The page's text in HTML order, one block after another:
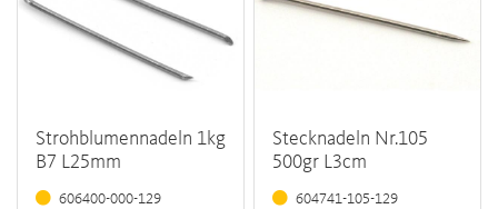
Strohblumennadeln 1kg
B7 L25mm
606400-000-129
Stecknadeln Nr.105
500gr L3cm
604741-105-129